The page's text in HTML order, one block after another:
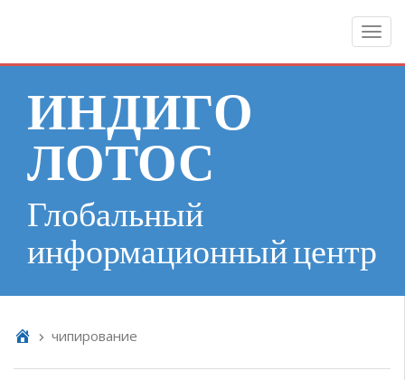
ИНДИГО
ЛОТОС
Глобальный
информационный центр
чипирование